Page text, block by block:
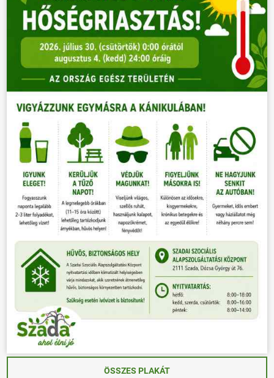
ÜGYINTÉZÉS
KÖZÖSSÉG
HÍREK
VÁLASZTÁSOK
ÖSSZES PLAKÁT